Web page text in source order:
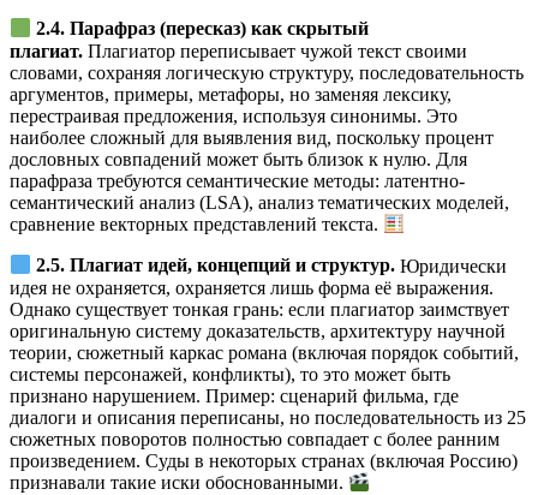
2.4. Парафраз (пересказ) как скрытый
плагиат. Плагиатор переписывает чужой текст своими
словами, сохраняя логическую структуру, последовательность
аргументов, примеры, метафоры, но заменяя лексику,
перестраивая предложения, используя синонимы. Это
наиболее сложный для выявления вид, поскольку процент
дословных совпадений может быть близок к нулю. Для
парафраза требуются семантические методы: латентно-
семантический анализ (LSA), анализ тематических моделей,
сравнение векторных представлений текста.
2.5. Плагиат идей, концепций и структур. Юридически
идея не охраняется, охраняется лишь форма её выражения.
Однако существует тонкая грань: если плагиатор заимствует
оригинальную систему доказательств, архитектуру научной
теории, сюжетный каркас романа (включая порядок событий,
системы персонажей, конфликты), то это может быть
признано нарушением. Пример: сценарий фильма, где
диалоги и описания переписаны, но последовательность из 25
сюжетных поворотов полностью совпадает с более ранним
произведением. Суды в некоторых странах (включая Россию)
признавали такие иски обоснованными.